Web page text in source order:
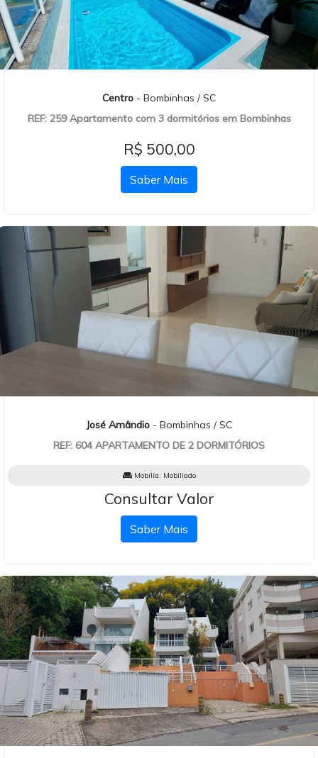
Centro - Bombinhas / SC
REF: 259 Apartamento com 3 dormitórios em Bombinhas
R$ 500,00
Saber Mais
José Amândio - Bombinhas / SC
REF: 604 APARTAMENTO DE 2 DORMITÓRIOS
Mobília: Mobiliado
Consultar Valor
Saber Mais